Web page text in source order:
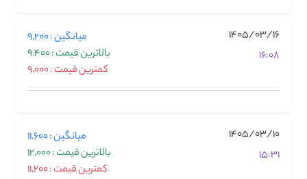
1405/03/16
16:08
میانگین : 9,200
بالاترین قیمت : 9,400
کمترین قیمت : 9,000
1405/03/10
15:31
میانگین : 11,600
بالاترین قیمت : 12,000
کمترین قیمت : 11,200